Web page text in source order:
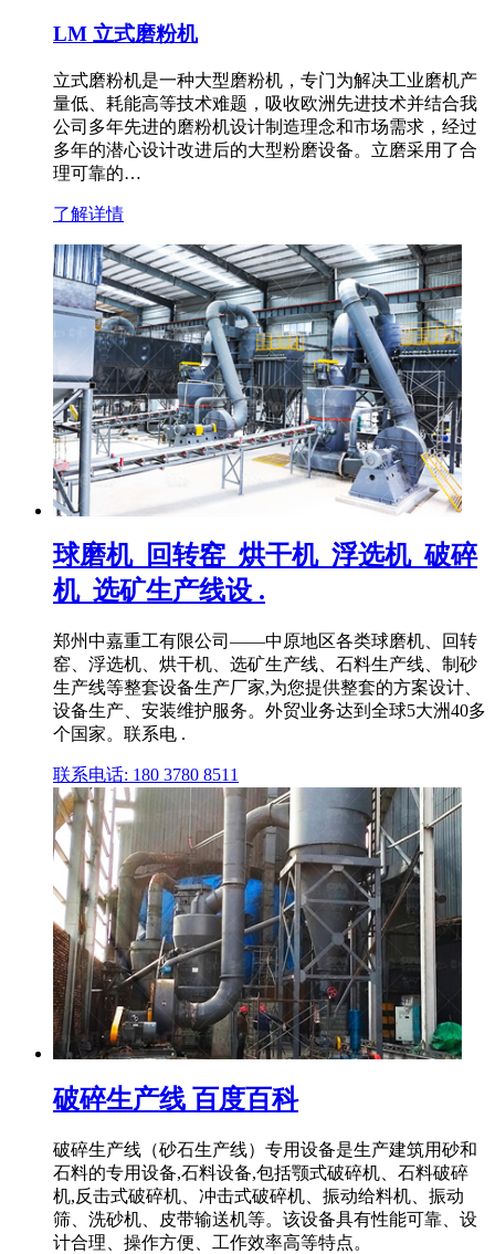
LM 立式磨粉机
立式磨粉机是一种大型磨粉机，专门为解决工业磨机产
量低、耗能高等技术难题，吸收欧洲先进技术并结合我
公司多年先进的磨粉机设计制造理念和市场需求，经过
多年的潜心设计改进后的大型粉磨设备。立磨采用了合
理可靠的…
了解详情
球磨机_回转窑_烘干机_浮选机_破碎
机_选矿生产线设 .
郑州中嘉重工有限公司——中原地区各类球磨机、回转
窑、浮选机、烘干机、选矿生产线、石料生产线、制砂
生产线等整套设备生产厂家,为您提供整套的方案设计、
设备生产、安装维护服务。外贸业务达到全球5大洲40多
个国家。联系电 .
联系电话: 180 3780 8511
破碎生产线 百度百科
破碎生产线（砂石生产线）专用设备是生产建筑用砂和
石料的专用设备,石料设备,包括颚式破碎机、石料破碎
机,反击式破碎机、冲击式破碎机、振动给料机、振动
筛、洗砂机、皮带输送机等。该设备具有性能可靠、设
计合理、操作方便、工作效率高等特点。